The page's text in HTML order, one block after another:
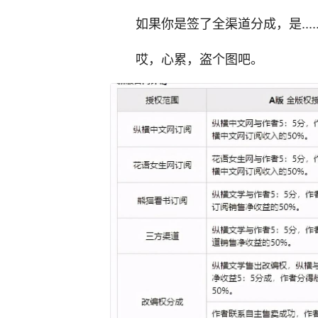
如果你是签了全渠道分成，是
哎，心累，盗个图吧。